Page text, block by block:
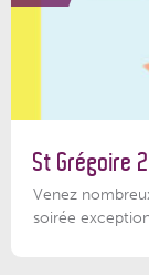
St Grégoire
Venez
soirée